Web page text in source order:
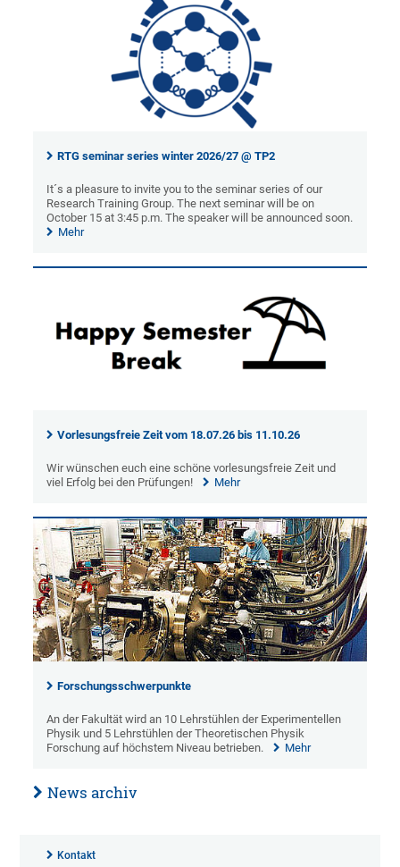
RTG seminar series winter 2026/27 @ TP2
It´s a pleasure to invite you to the seminar series of our
Research Training Group. The next seminar will be on
October 15 at 3:45 p.m. The speaker will be announced soon.
Mehr
Vorlesungsfreie Zeit vom 18.07.26 bis 11.10.26
Wir wünschen euch eine schöne vorlesungsfreie Zeit und
viel Erfolg bei den Prüfungen!
Mehr
Forschungsschwerpunkte
An der Fakultät wird an 10 Lehrstühlen der Experimentellen
Physik und 5 Lehrstühlen der Theoretischen Physik
Forschung auf höchstem Niveau betrieben.
Mehr
News archiv
Kontakt